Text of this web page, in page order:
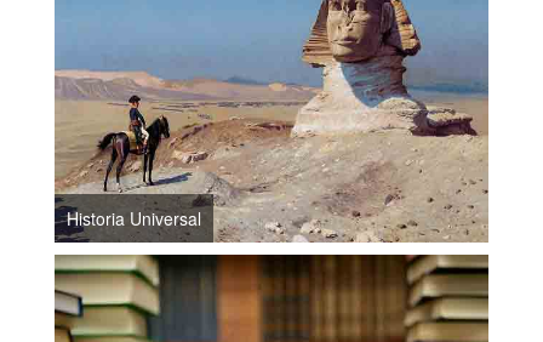
Historia Universal